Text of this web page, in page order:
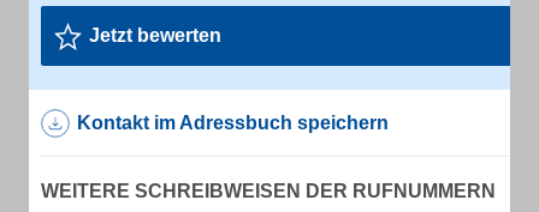
Jetzt bewerten
Kontakt im Adressbuch speichern
WEITERE SCHREIBWEISEN DER RUFNUMMERN